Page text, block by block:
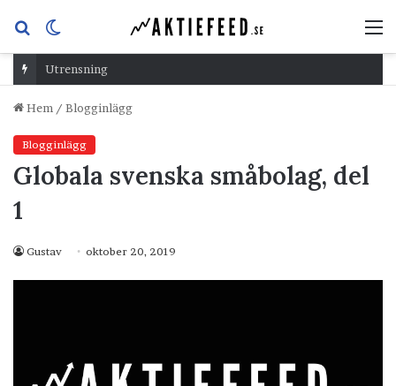
Sök
efterskin
Utrensning
Hem / Blogginlägg
Blogginlägg
Globala svenska småbolag, del
1
Gustav oktober 20, 2019